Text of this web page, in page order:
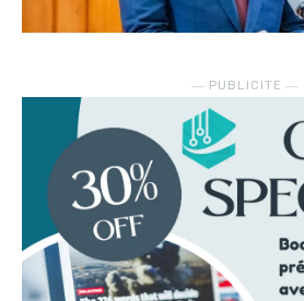
― PUBLICITE ―